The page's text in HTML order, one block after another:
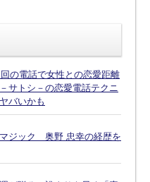
の電話で女性との恋愛距離
サトシ－の恋愛電話テクニ
バいかも
ジック 奥野 忠幸の経歴を